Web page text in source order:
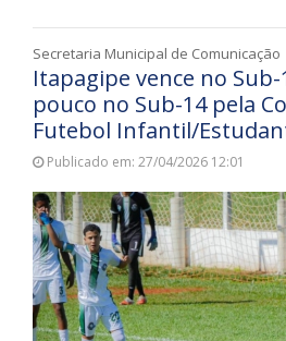
Secretaria Municipal de Comunicação
Itapagipe vence no
pouco no Sub-14 pela
Futebol Infantil/
Publicado em: 27/04/2026 12:01